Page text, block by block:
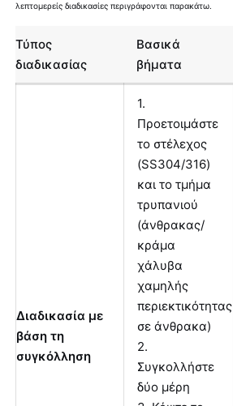
λεπτομερείς διαδικασίες περιγράφονται παρακάτω.
Τύπος
διαδικασίας
Βασικά
βήματα
Διαδικασία με
βάση τη
συγκόλληση
1.
Προετοιμάστε
το στέλεχος
(SS304/316)
και το τμήμα
τρυπανιού
(άνθρακας/
κράμα
χάλυβα
χαμηλής
περιεκτικότητας
σε άνθρακα)
2.
Συγκολλήστε
δύο μέρη